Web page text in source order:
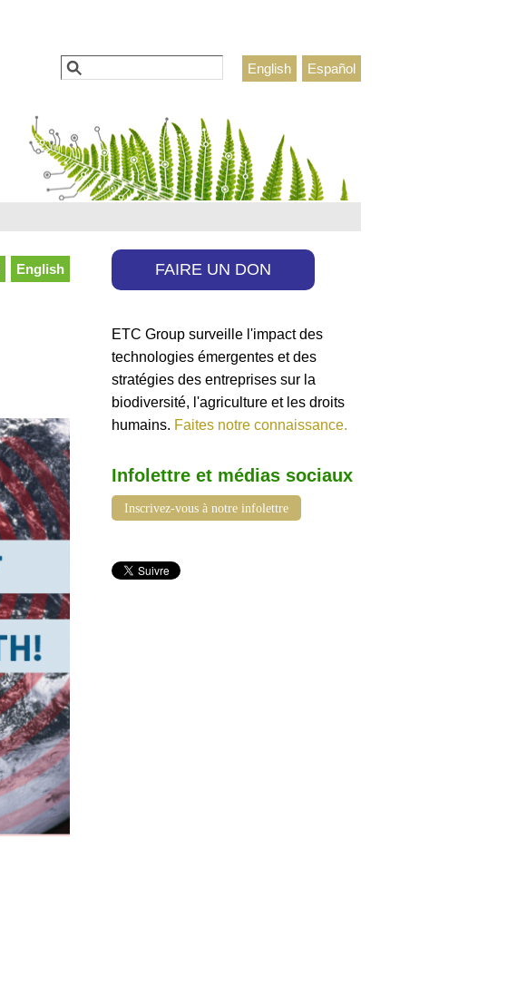
Español
English
Formulaire de recherche
Rechercher
English FAIRE UN DON
ETC Group surveille l'impact des
technologies émergentes et des
stratégies des entreprises sur la
biodiversité, l'agriculture et les droits
humains. Faites notre connaissance.
Infolettre et médias sociaux
Inscrivez-vous à notre infolettre